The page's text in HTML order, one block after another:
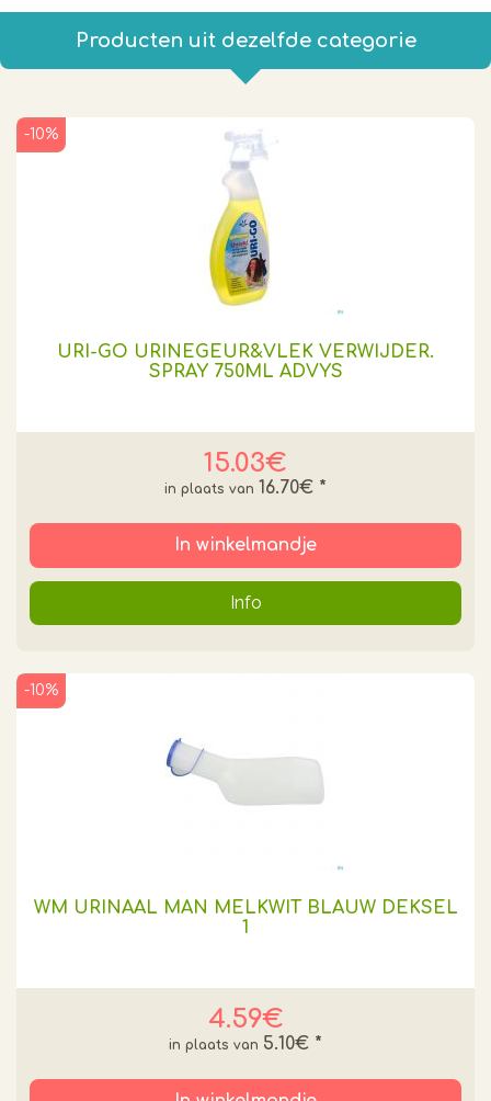
Producten uit dezelfde categorie
URI-GO URINEGEUR&VLEK VERWIJDER.
SPRAY 750ML ADVYS
15.03€
-10%
16.70€ *
In winkelmandje
Info
WM URINAAL MAN MELKWIT BLAUW DEKSEL
1
4.59€
-10%
5.10€ *